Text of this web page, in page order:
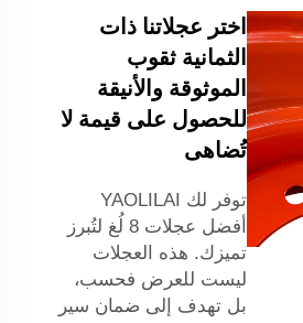
اختر عجلاتنا ذات
الثمانية ثقوب
الموثوقة والأنيقة
للحصول على قيمة لا
تُضاهى
توفر لك YAOLILAI
أفضل عجلات 8 لُغ لتُبرز
تميزك. هذه العجلات
ليست للعرض فحسب،
بل تهدف إلى ضمان سير